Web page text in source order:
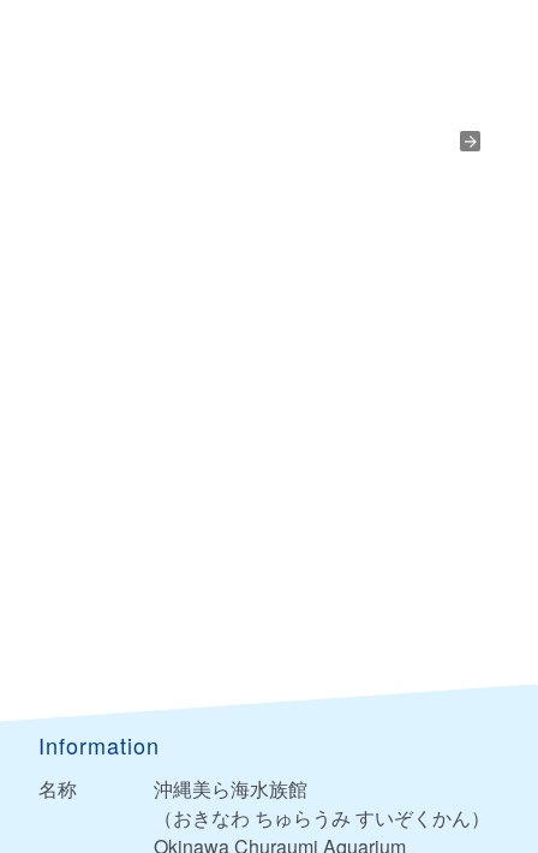
Information
名称
沖縄美ら海水族館
（おきなわ ちゅらうみ すいぞくかん）
Okinawa Churaumi Aquarium